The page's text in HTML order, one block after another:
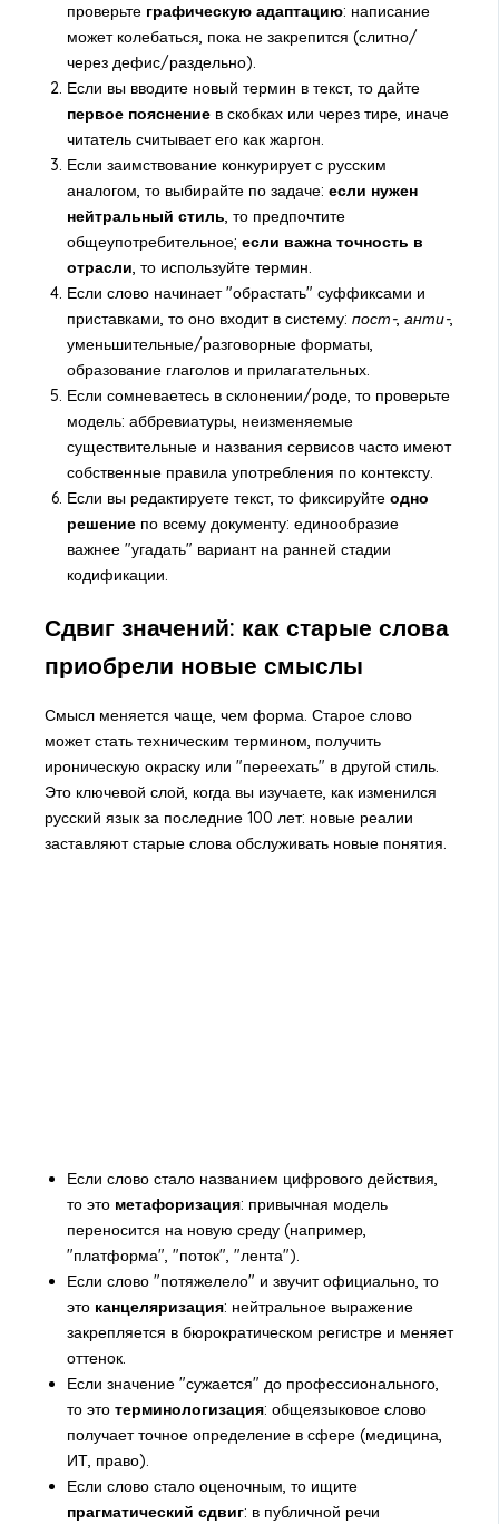
проверьте графическую адаптацию: написание
может колебаться, пока не закрепится (слитно/
через дефис/раздельно).
Если вы вводите новый термин в текст, то дайте
первое пояснениев скобках или через тире, иначе
читатель считывает его как жаргон.
Если заимствование конкурирует с русским
аналогом, то выбирайте по задаче: если нужен
нейтральный стиль, то предпочтите
общеупотребительное; если важна точность в
отрасли, то используйте термин.
Если слово начинает "обрастать" суффиксами и
приставками, то оно входит в систему: пост-, анти-,
уменьшительные/разговорные форматы,
образование глаголов и прилагательных.
Если сомневаетесь в склонении/роде, то проверьте
модель: аббревиатуры, неизменяемые
существительные и названия сервисов часто имеют
собственные правила употребления по контексту.
Если вы редактируете текст, то фиксируйте одно
решениепо всему документу: единообразие
важнее "угадать" вариант на ранней стадии
кодификации.
Сдвиг значений: как старые слова
приобрели новые смыслы
Смысл меняется чаще, чем форма. Старое слово
может стать техническим термином, получить
ироническую окраску или "переехать" в другой стиль.
Это ключевой слой, когда вы изучаете, как изменился
русский язык за последние 100 лет: новые реалии
заставляют старые слова обслуживать новые понятия.
Если слово стало названием цифрового действия,
то это метафоризация: привычная модель
переносится на новую среду (например,
"платформа", "поток", "лента").
Если слово "потяжелело" и звучит официально, то
это канцеляризация: нейтральное выражение
закрепляется в бюрократическом регистре и меняет
оттенок.
Если значение "сужается" до профессионального,
то это терминологизация: общеязыковое слово
получает точное определение в сфере (медицина,
ИТ, право).
Если слово стало оценочным, то ищите
прагматический сдвиг: в публичной речи